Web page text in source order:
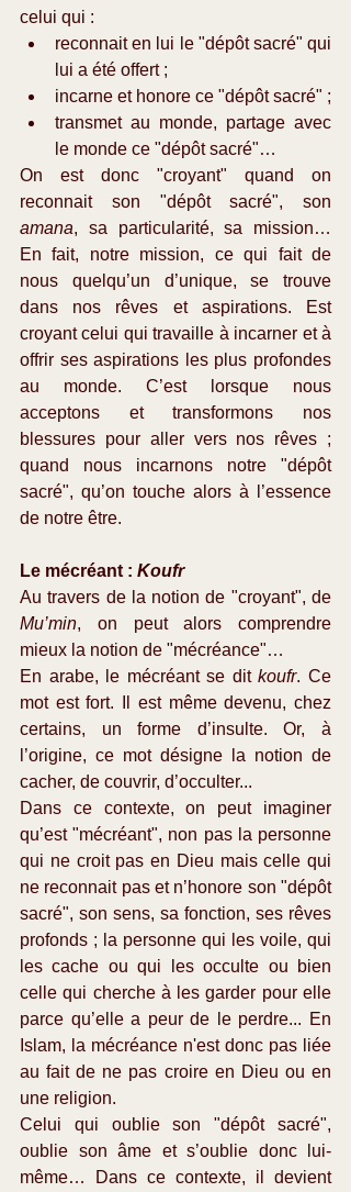
celui qui :
reconnait en lui le "dépôt sacré" qui
lui a été offert ;
transmet au monde, partage avec
le monde ce "dépôt sacré"…
On est donc "croyant" quand on
amana, sa particularité, sa mission…
En fait, notre mission, ce qui fait de
nous quelqu’un d’unique, se trouve
dans nos rêves et aspirations. Est
croyant celui qui travaille à incarner et à
offrir ses aspirations les plus profondes
au monde. C’est lorsque nous
acceptons et transformons nos
blessures pour aller vers nos rêves ;
quand nous incarnons notre "dépôt
sacré", qu’on touche alors à l’essence
de notre être.
Le mécréant : Koufr
Mu’min, on peut alors comprendre
mieux la notion de "mécréance"…
En arabe, le mécréant se dit koufr. Ce
mot est fort. Il est même devenu, chez
certains, un forme d’insulte. Or, à
l’origine, ce mot désigne la notion de
cacher, de couvrir, d’occulter...
Dans ce contexte, on peut imaginer
qu’est "mécréant", non pas la personne
qui ne croit pas en Dieu mais celle qui
ne reconnait pas et n’honore son "dépôt
sacré", son sens, sa fonction, ses rêves
profonds ; la personne qui les voile, qui
les cache ou qui les occulte ou bien
celle qui cherche à les garder pour elle
parce qu’elle a peur de le perdre... En
Islam, la mécréance n'est donc pas liée
au fait de ne pas croire en Dieu ou en
une religion.
Celui qui oublie son "dépôt sacré",
oublie son âme et s’oublie donc lui-
même… Dans ce contexte, il devient